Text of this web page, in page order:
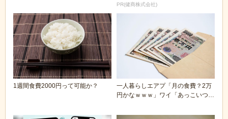
PR(健商株式会社)
1週間食費2000円って可能か？
一人暮らしエアプ「月の食費？2万
円かなｗｗｗ」ワイ「あっこいつま